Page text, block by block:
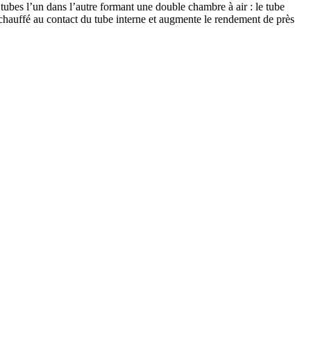
l’un dans l’autre formant une double chambre à air : le tube
au contact du tube interne et augmente le rendement de près